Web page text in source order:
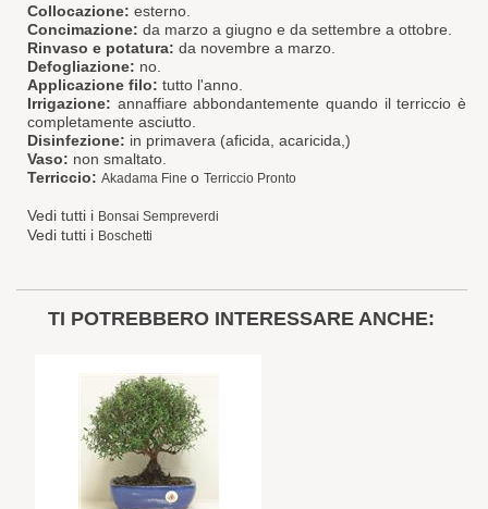
Collocazione: esterno.
Concimazione: da marzo a giugno e da settembre a ottobre.
Rinvaso e potatura: da novembre a marzo.
Defogliazione: no.
Applicazione filo: tutto l'anno.
Irrigazione: annaffiare abbondantemente quando il terriccio è
completamente asciutto.
Disinfezione: in primavera (aficida, acaricida,)
Vaso: non smaltato.
Terriccio: Akadama Fine o Terriccio Pronto
Vedi tutti i Bonsai Sempreverdi
Vedi tutti i Boschetti
TI POTREBBERO INTERESSARE ANCHE: